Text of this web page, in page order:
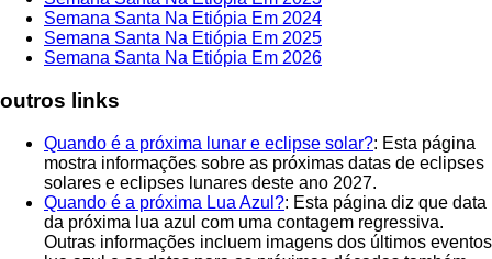
Semana Santa Na Etiópia Em 2024
Semana Santa Na Etiópia Em 2025
Semana Santa Na Etiópia Em 2026
outros links
Quando é a próxima lunar e eclipse solar?: Esta página
mostra informações sobre as próximas datas de eclipses
solares e eclipses lunares deste ano 2027.
Quando é a próxima Lua Azul?: Esta página diz que data
da próxima lua azul com uma contagem regressiva.
Outras informações incluem imagens dos últimos eventos